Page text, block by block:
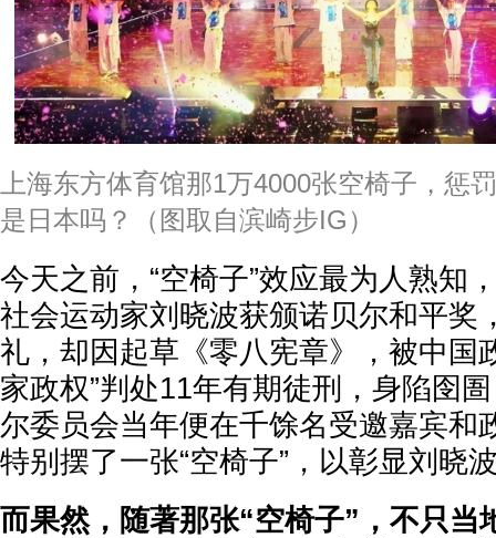
上海东方体育馆那1万4000张空椅子，惩
是日本吗？（图取自滨崎步IG）
今天之前，“空椅子”效应最为人熟知
社会运动家刘晓波获颁诺贝尔和平奖
礼，却因起草《零八宪章》，被中国
家政权”判处11年有期徒刑，身陷囹
尔委员会当年便在千馀名受邀嘉宾和
特别摆了一张“空椅子”，以彰显刘晓
而果然，随著那张“空椅子”，不只当